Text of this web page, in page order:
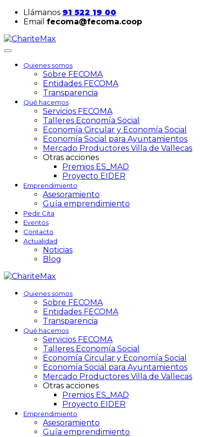
Llámanos 91 522 19 00
Email fecoma@fecoma.coop
Quienes somos
Sobre FECOMA
Entidades FECOMA
Transparencia
Qué hacemos
Servicios FECOMA
Talleres Economía Social
Economía Circular y Economía Social
Economía Social para Ayuntamientos
Mercado Productores Villa de Vallecas
Otras acciones
Premios ES_MAD
Proyecto EIDER
Emprendimiento
Asesoramiento
Guía emprendimiento
Pedir Cita
Eventos
Contacto
Actualidad
Noticias
Blog
Quienes somos
Sobre FECOMA
Entidades FECOMA
Transparencia
Qué hacemos
Servicios FECOMA
Talleres Economía Social
Economía Circular y Economía Social
Economía Social para Ayuntamientos
Mercado Productores Villa de Vallecas
Otras acciones
Premios ES_MAD
Proyecto EIDER
Emprendimiento
Asesoramiento
Guía emprendimiento